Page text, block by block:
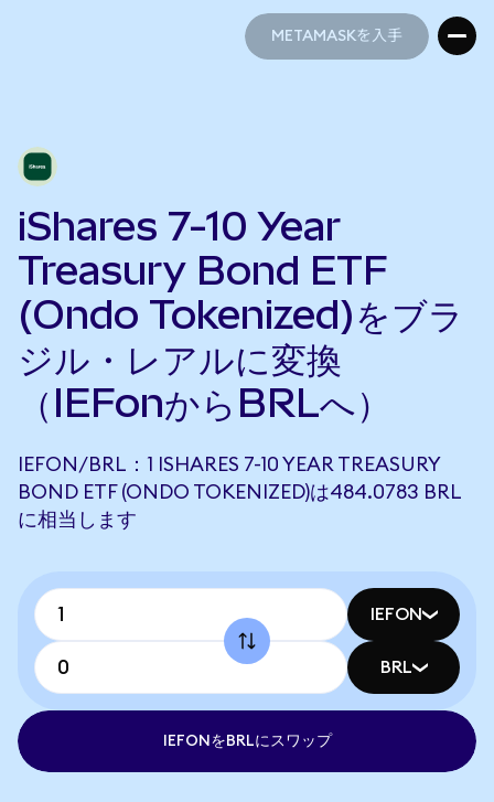
METAMASKを入手
iShares 7-10 Year
Treasury Bond ETF
(Ondo Tokenized)をブラ
ジル・レアルに変換
（IEFonからBRLへ）
IEFON/BRL：1 ISHARES 7-10 YEAR TREASURY
BOND ETF (ONDO TOKENIZED)は484.0783 BRL
に相当します
IEFON
BRL
IEFONをBRLにスワップ